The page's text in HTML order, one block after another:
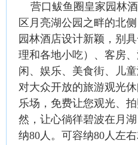
营口鲅鱼圈皇家园林
区月亮湖公园之畔的北
园林酒店设计新颖，别
理和各地小吃）、客房
闲、娱乐、美食街、儿
对大众开放的旅游观光
乐场，免费让您观光、
然，让心徜徉碧波在月
纳80人。可容纳80人左